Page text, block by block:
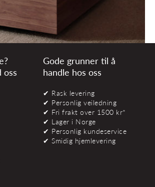
oss
Gode grunner til å
handle hos oss
✔ Rask levering
✔ Personlig veiledning
✔ Fri frakt over 1500 kr*
✔ Lager i Norge
✔ Personlig kundeservice
✔ Smidig hjemlevering